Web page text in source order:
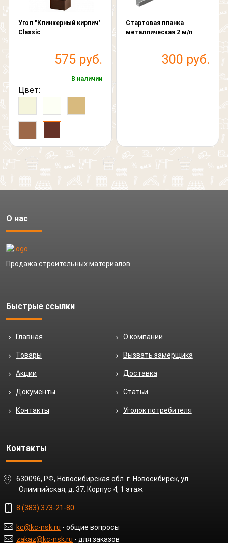
Угол "Клинкерный кирпич"
Classic
575 руб.
В наличии
Цвет:
Стартовая планка
металлическая 2 м/п
300 руб.
О нас
Продажа строительных материалов
Быстрые ссылки
Главная О компании
Товары Вызвать замерщика
Акции Доставка
Документы Статьи
Контакты Уголок потребителя
Контакты
630096, РФ, Новосибирская обл. г. Новосибирск, ул.
Олимпийская, д. 37. Корпус 4, 1 этаж
8 (383) 373-21-80
kc@kc-nsk.ru - общие вопросы
zakaz@kc-nsk.ru - для заказов